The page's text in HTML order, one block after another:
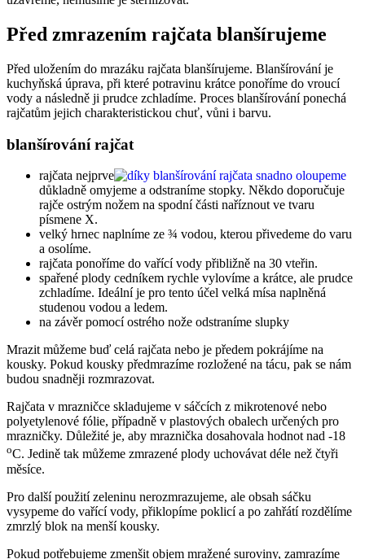
Před zmrazením rajčata blanšírujeme
Před uložením do mrazáku rajčata blanšírujeme. Blanšírování je
kuchyňská úprava, při které potravinu krátce ponoříme do vroucí
vody a následně ji prudce zchladíme. Proces blanšírování ponechá
rajčatům jejich charakteristickou chuť, vůni i barvu.
blanšírování rajčat
rajčata nejprve
důkladně omyjeme a odstraníme stopky. Někdo doporučuje
rajče ostrým nožem na spodní části naříznout ve tvaru
písmene X.
velký hrnec naplníme ze ¾ vodou, kterou přivedeme do varu
a osolíme.
rajčata ponoříme do vařící vody přibližně na 30 vteřin.
spařené plody cedníkem rychle vylovíme a krátce, ale prudce
zchladíme. Ideální je pro tento účel velká mísa naplněná
studenou vodou a ledem.
na závěr pomocí ostrého nože odstraníme slupky
Mrazit můžeme buď celá rajčata nebo je předem pokrájíme na
kousky. Pokud kousky předmrazíme rozložené na tácu, pak se nám
budou snadněji rozmrazovat.
Rajčata v mrazničce skladujeme v sáčcích z mikrotenové nebo
polyetylenové fólie, případně v plastových obalech určených pro
mrazničky. Důležité je, aby mraznička dosahovala hodnot nad -18
oC. Jedině tak můžeme zmrazené plody uchovávat déle než čtyři
měsíce.
Pro další použití zeleninu nerozmrazujeme, ale obsah sáčku
vysypeme do vařící vody, přiklopíme poklicí a po zahřátí rozdělíme
zmrzlý blok na menší kousky.
Pokud potřebujeme zmenšit objem mražené suroviny, zamrazíme